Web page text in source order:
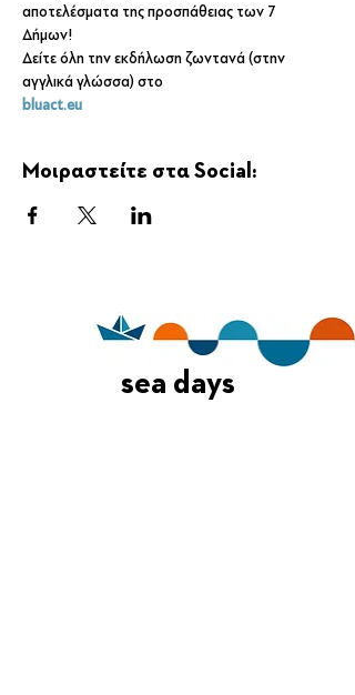
αποτελέσματα της προσπάθειας των 7
Δήμων!
Δείτε όλη την εκδήλωση ζωντανά (στην
αγγλικά γλώσσα) στο
bluact.eu
Μοιραστείτε στα Social:
sea days